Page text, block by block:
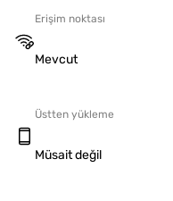
Erişim noktası
Mevcut
Üstten yükleme
Müsait değil